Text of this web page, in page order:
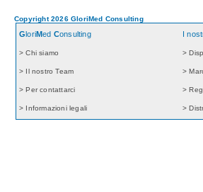
Copyright 2026 GloriMed Consulting
GloriMed Consulting I
> Chi siamo >
> Il nostro Team >
> Per contattarci >
> Informazioni legali >